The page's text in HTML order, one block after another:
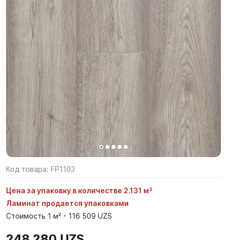
Код товара: FP1103
Цена за упаковку в количестве 2.131 м²
Ламинат продается упаковками
Стоимость 1 м² - 116 509 UZS